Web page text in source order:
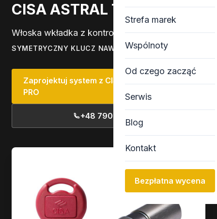
Strefa marek
Wspólnoty
Od czego zacząć
Serwis
Blog
Kontakt
Bezpłatna wycena
CISA ASTRAL TEKNO PRO
Włoska wkładka z kontrolowanym łamaniem
SYMETRYCZNY KLUCZ NAWIERCANY
Zaprojektuj system z CISA ASTRAL TEKNO
PRO
+48 790 77 13 13